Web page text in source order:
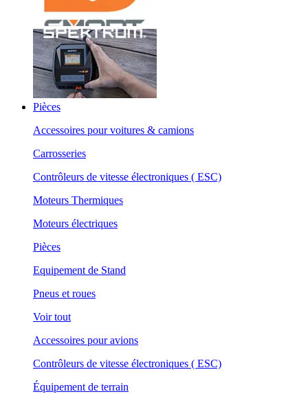
Pièces
Accessoires pour voitures & camions
Carrosseries
Contrôleurs de vitesse électroniques ( ESC)
Moteurs Thermiques
Moteurs électriques
Pièces
Equipement de Stand
Pneus et roues
Voir tout
Accessoires pour avions
Contrôleurs de vitesse électroniques ( ESC)
Équipement de terrain